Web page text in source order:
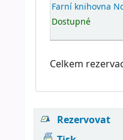
Farní knihovna
Dostupné
Celkem
Rezervovat